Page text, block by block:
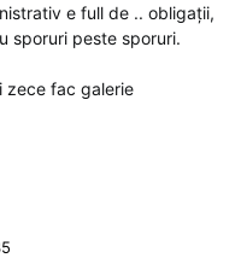
e full de .. obligații,
sporuri peste sporuri.
zece fac galerie